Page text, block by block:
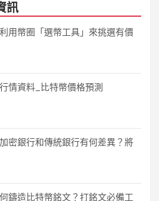
訊
用幣圈「選幣工具」來挑選有價
情資料_比特幣價格預測
密銀行和傳統銀行有何差異？將
鑄造比特幣銘文？打銘文必備工